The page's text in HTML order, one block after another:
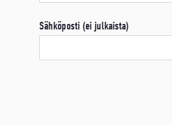
Sähköposti (ei julkaista)